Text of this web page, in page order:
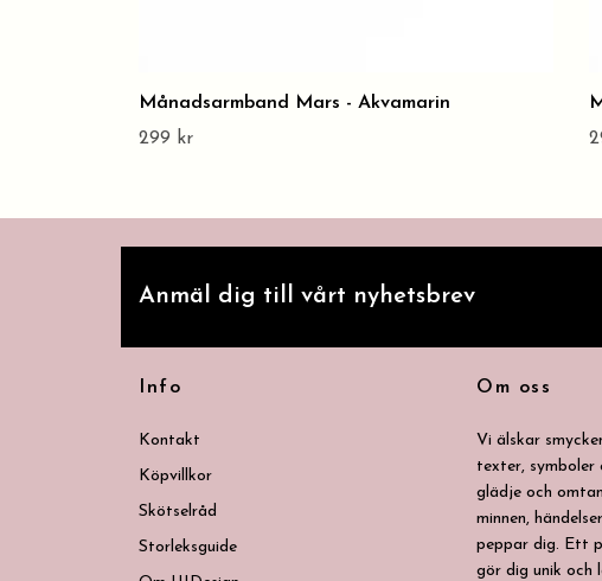
Månadsarmband Mars - Akvamarin
299 kr
Anmäl dig till vårt nyhetsbrev
Info
Kontakt
Köpvillkor
Skötselråd
Storleksguide
Om oss
Vi älskar
texter, symboler
glädje och
minnen,
peppar dig. Ett
gör dig unik och